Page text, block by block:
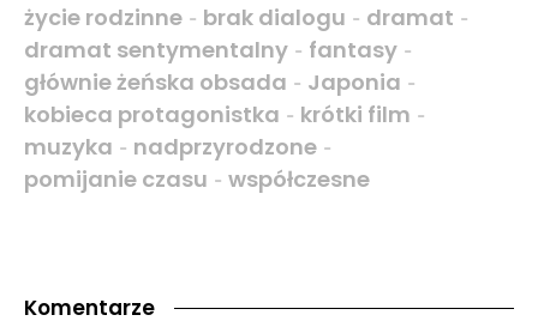
życie rodzinne - brak dialogu - dramat -
dramat sentymentalny - fantasy -
głównie żeńska obsada - Japonia -
kobieca protagonistka - krótki film -
muzyka - nadprzyrodzone -
pomijanie czasu - współczesne
Komentarze